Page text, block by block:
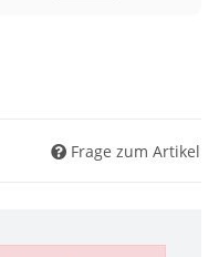
Frage zum Artikel